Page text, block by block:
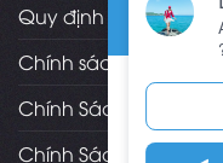
Quy định và hình
Chính sách vận
Chính Sách Bảo
Chính Sách Đổi Trả,